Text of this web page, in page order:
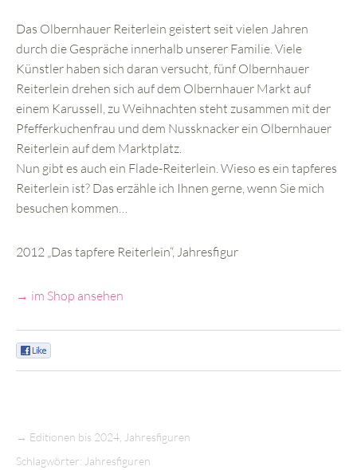
Das Olbernhauer Reiterlein geistert seit vielen Jahren
durch die Gespräche innerhalb unserer Familie. Viele
Künstler haben sich daran versucht, fünf Olbernhauer
Reiterlein drehen sich auf dem Olbernhauer Markt auf
einem Karussell, zu Weihnachten steht zusammen mit der
Pfefferkuchenfrau und dem Nussknacker ein Olbernhauer
Reiterlein auf dem Marktplatz.
Nun gibt es auch ein Flade-Reiterlein. Wieso es ein tapferes
Reiterlein ist? Das erzähle ich Ihnen gerne, wenn Sie mich
besuchen kommen…
2012 „Das tapfere Reiterlein“, Jahresfigur
→ im Shop ansehen
→ Editionen bis 2024 Jahresfiguren
Schlagwörter: Jahresfiguren